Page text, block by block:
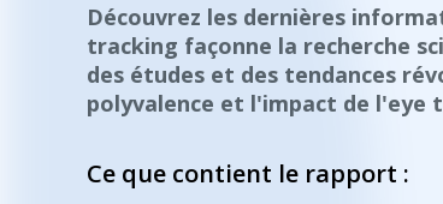
Découvrez les dernières
tracking façonne la recherche
des études et des tendances
polyvalence et l'impact de l'eye
Ce que contient le rapport :